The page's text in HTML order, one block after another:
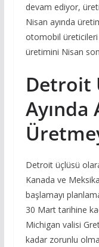
devam ediyor,
Nisan ayında
otomobil üreticileri
üretimini Nisan
Detroit
Ayında
Detroit üçlüsü
Kanada ve
başlamayı
30 Mart tarihine
Michigan valisi
kadar zorunlu